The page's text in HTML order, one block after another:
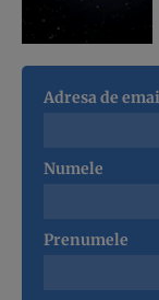
Adresa de
Numele
Prenumele